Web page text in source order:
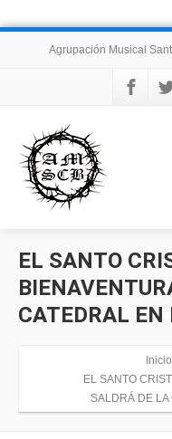
Agrupación Musical
EL SANTO
CATEDRAL EN
Inicio
EL SANTO
SALDRÁ DE LA